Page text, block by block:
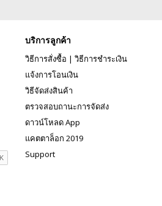
บริการลูกค้า
วิธีการสั่งซื้อ | วิธีการชำระเงิน
แจ้งการโอนเงิน
วิธีจัดส่งสินค้า
ตรวจสอบถานะการจัดส่ง
ดาวน์โหลด App
แคตตาล็อก 2019
Support